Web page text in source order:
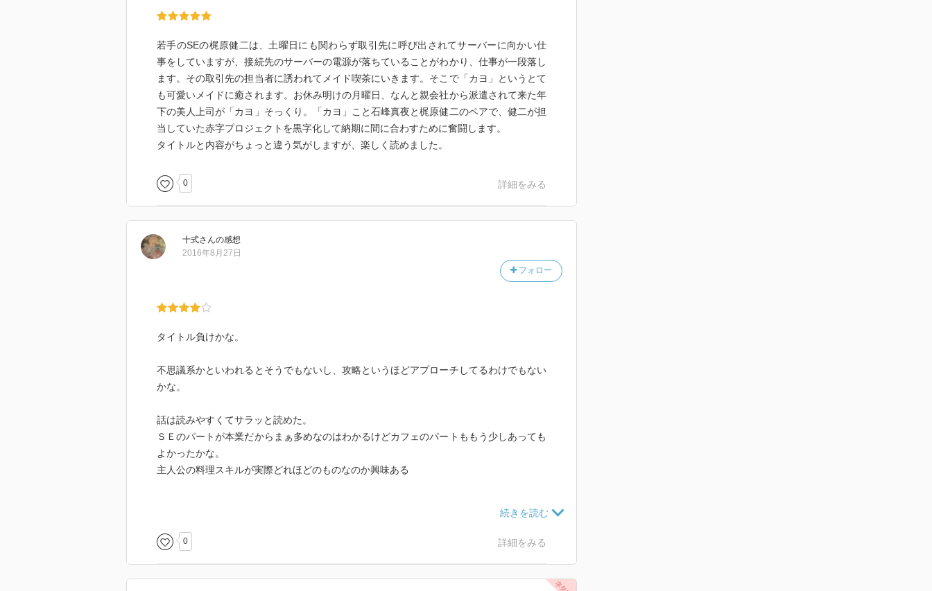
若手のSEの梶原健二は、土曜日にも関わらず取引先に呼び出されてサーバーに向かい仕
事をしていますが、接続先のサーバーの電源が落ちていることがわかり、仕事が一段落し
ます。その取引先の担当者に誘われてメイド喫茶にいきます。そこで「カヨ」というとて
も可愛いメイドに癒されます。お休み明けの月曜日、なんと親会社から派遣されて来た年
下の美人上司が「カヨ」そっくり。「カヨ」こと石峰真夜と梶原健二のペアで、健二が担
当していた赤字プロジェクトを黒字化して納期に間に合わすために奮闘します。
タイトルと内容がちょっと違う気がしますが、楽しく読めました。
0 詳細をみる
十式さんの感想
フォロー
2016年8月27日
タイトル負けかな。
不思議系かといわれるとそうでもないし、攻略というほどアプローチしてるわけでもない
かな。
話は読みやすくてサラッと読めた。
ＳＥのパートが本業だからまぁ多めなのはわかるけどカフェのパートももう少しあっても
よかったかな。
主人公の料理スキルが実際どれほどのものなのか興味ある
0 詳細をみる